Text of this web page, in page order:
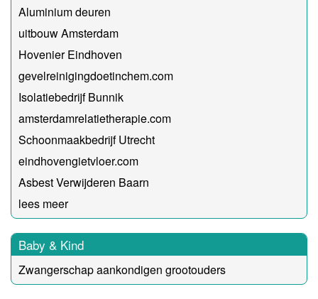
Aluminium deuren
uitbouw Amsterdam
Hovenier Eindhoven
gevelreinigingdoetinchem.com
Isolatiebedrijf Bunnik
amsterdamrelatietherapie.com
Schoonmaakbedrijf Utrecht
eindhovengietvloer.com
Asbest Verwijderen Baarn
lees meer
Baby & Kind
Zwangerschap aankondigen grootouders